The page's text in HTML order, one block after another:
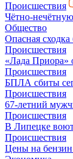
Происшествия
Чётно-
Общество
Опасная
Происшествия
«Лада Приора»
Происшествия
БПЛА сбиты
Происшествия
67-летний
Происшествия
В Липецке
Происшествия
Цены на бензин